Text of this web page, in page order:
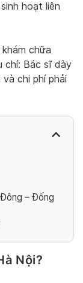
hoạt liên
chữa
chí: Bác sĩ dày
chi phí phải
– Đống
Nội?